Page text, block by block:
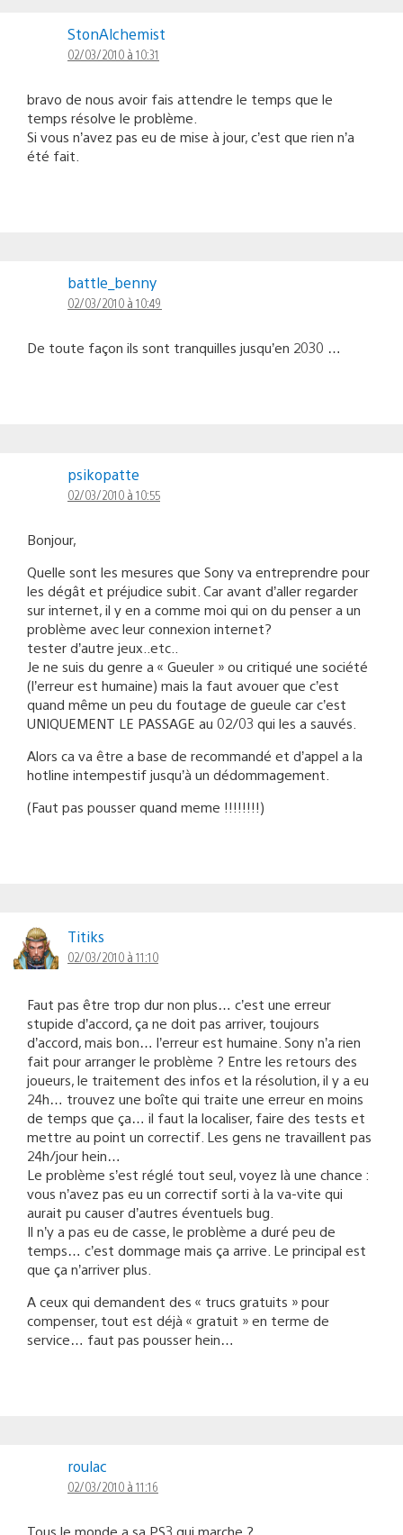
StonAlchemist
02/03/2010 à 10:31
bravo de nous avoir fais attendre le temps que le
temps résolve le problème.
Si vous n’avez pas eu de mise à jour, c’est que rien n’a
été fait.
battle_benny
02/03/2010 à 10:49
De toute façon ils sont tranquilles jusqu’en 2030 …
psikopatte
02/03/2010 à 10:55
Bonjour,
Quelle sont les mesures que Sony va entreprendre pour
les dégât et préjudice subit. Car avant d’aller regarder
sur internet, il y en a comme moi qui on du penser a un
problème avec leur connexion internet?
tester d’autre jeux..etc..
Je ne suis du genre a « Gueuler » ou critiqué une société
(l’erreur est humaine) mais la faut avouer que c’est
quand même un peu du foutage de gueule car c’est
UNIQUEMENT LE PASSAGE au 02/03 qui les a sauvés.
Alors ca va être a base de recommandé et d’appel a la
hotline intempestif jusqu’à un dédommagement.
(Faut pas pousser quand meme !!!!!!!!)
Titiks
02/03/2010 à 11:10
Faut pas être trop dur non plus… c’est une erreur
stupide d’accord, ça ne doit pas arriver, toujours
d’accord, mais bon… l’erreur est humaine. Sony n’a rien
fait pour arranger le problème ? Entre les retours des
joueurs, le traitement des infos et la résolution, il y a eu
24h… trouvez une boîte qui traite une erreur en moins
de temps que ça… il faut la localiser, faire des tests et
mettre au point un correctif. Les gens ne travaillent pas
24h/jour hein…
Le problème s’est réglé tout seul, voyez là une chance :
vous n’avez pas eu un correctif sorti à la va-vite qui
aurait pu causer d’autres éventuels bug.
Il n’y a pas eu de casse, le problème a duré peu de
temps… c’est dommage mais ça arrive. Le principal est
que ça n’arriver plus.
A ceux qui demandent des « trucs gratuits » pour
compenser, tout est déjà « gratuit » en terme de
service… faut pas pousser hein…
roulac
02/03/2010 à 11:16
Tous le monde a sa PS3 qui marche ?